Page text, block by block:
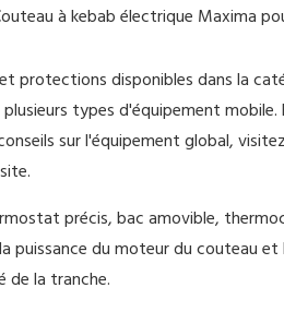
protections disponibles dans la
types d'équipement
sur l'équipement global,
précis, bac amovible,
puissance du moteur du couteau
de la tranche.